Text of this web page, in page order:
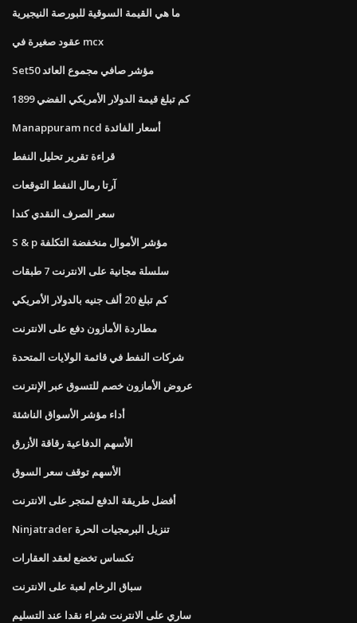
ما هي القيمة السوقية للبورصة النيجيرية
عقود صغيرة في mcx
Set50 مؤشر صافي مجموع العائد
كم تبلغ قيمة الدولار الأمريكي الفضي 1899
Manappuram ncd أسعار الفائدة
قراءة تقرير تحليل النفط
آرتا رمال النفط التوقعات
سعر الصرف النقدي كندا
S & p مؤشر الأموال منخفضة التكلفة
سلسلة مجانية على الانترنت 7 طبقات
كم تبلغ 20 ألف جنيه بالدولار الأمريكي
مطاردة الأمازون دفع على الانترنت
شركات النفط في قائمة الولايات المتحدة
عروض الأمازون خصم للتسوق عبر الإنترنت
أداء مؤشر الأسواق الناشئة
الأسهم الدفاعية رقاقة الأزرق
الأسهم توقف سعر السوق
أفضل طريقة الدفع لمتجر على الانترنت
Ninjatrader تنزيل البرمجيات الحرة
تكساس تخضع لعقد العقارات
سباق الرخام لعبة على الانترنت
ساري على الانترنت شراء نقدا عند التسليم